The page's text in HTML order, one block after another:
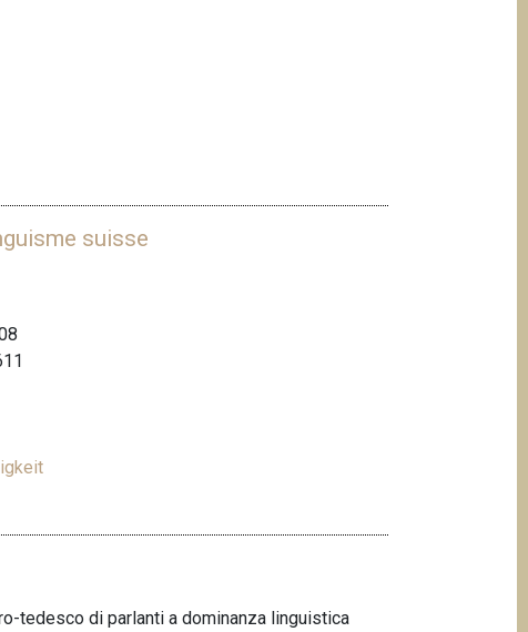
suisse
tedesco di parlanti a dominanza linguistica